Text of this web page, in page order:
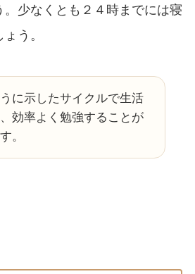
。少なくとも２４時までには寝
う。
に示したサイクルで生活
効率よく勉強することが
。